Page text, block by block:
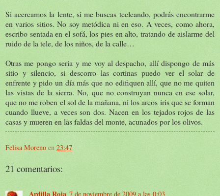
Si acercamos la lente, si me buscas tecleando, podrás encontrarme
en varios sitios. No soy metódica ni en eso. A veces, como ahora,
escribo sentada en el sofá, los pies en alto, tratando de aislarme del
ruido de la tele, de los niños, de la calle…
Otras me pongo seria y me voy al despacho, allí dispongo de más
sitio y silencio, si descorro las cortinas puedo ver el solar de
enfrente y pido un día más que no edifiquen allí, que no me quiten
las vistas de la sierra. No, que no construyan nunca en ese solar,
que no me roben el sol de la mañana, ni los arcos iris que se forman
cuando llueve, a veces son dos. Nacen en los tejados rojos de las
casas y mueren en las faldas del monte, acunados por los olivos.
Felisa Moreno en 23:47
21 comentarios:
Ardilla Roja 7 de noviembre de 2009 a las 0:03